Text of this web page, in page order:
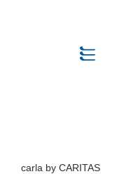
carla by CARITAS